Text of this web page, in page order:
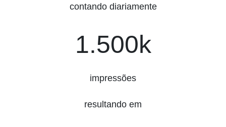
contando diariamente
1.500k
impressões
resultando em